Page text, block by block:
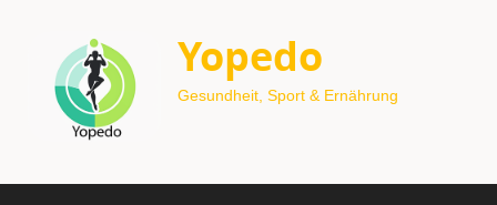
Yopedo
Gesundheit, Sport & Ernährung